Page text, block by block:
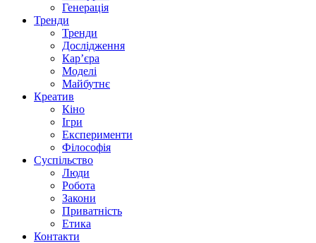
Генерація
Тренди
Тренди
Дослідження
Кар’єра
Моделі
Майбутнє
Креатив
Кіно
Ігри
Експерименти
Філософія
Суспільство
Люди
Робота
Закони
Приватність
Етика
Контакти